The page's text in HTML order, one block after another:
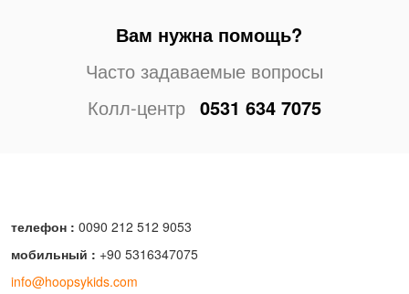
Вам нужна помощь?
Часто задаваемые вопросы
Колл-центр 0531 634 7075
телефон : 0090 212 512 9053
мобильный : +90 5316347075
info@hoopsykids.com